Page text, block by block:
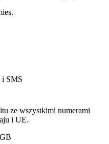
SMS
ze wszystkimi numerami
i UE.